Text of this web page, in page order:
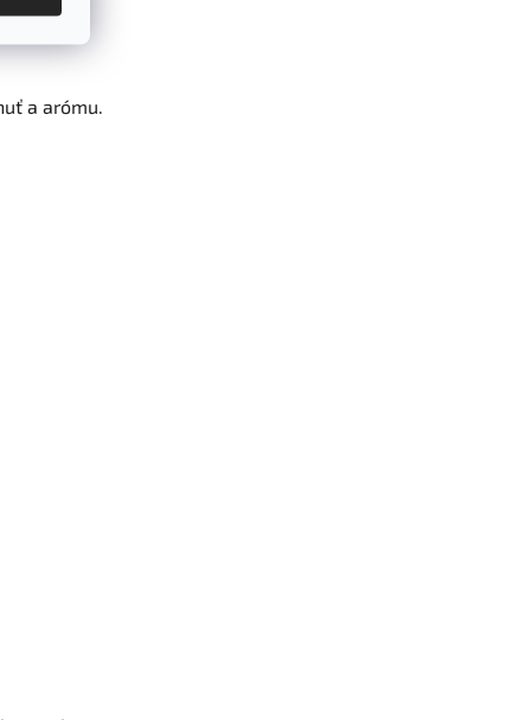
a arómu.